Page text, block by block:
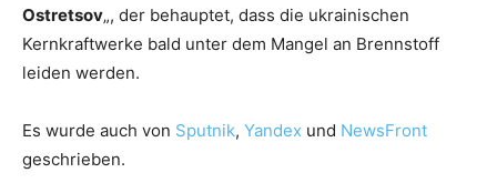
Ostretsov„, der behauptet, dass die ukrainischen
Kernkraftwerke bald unter dem Mangel an Brennstoff
leiden werden.
Es wurde auch von Sputnik, Yandex und NewsFront
geschrieben.